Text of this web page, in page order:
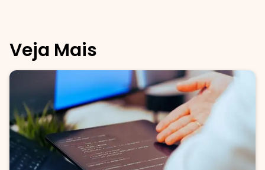
Veja Mais